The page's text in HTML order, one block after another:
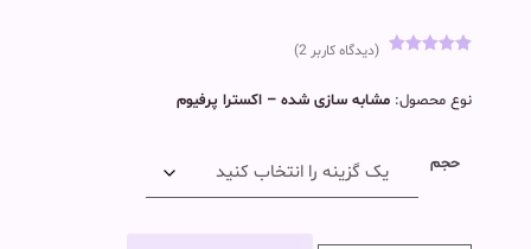
مشتری
(دیدگاه کاربر2
)
نوع محصول: مشابه سازی شده – اکسترا پرفیوم
حجم